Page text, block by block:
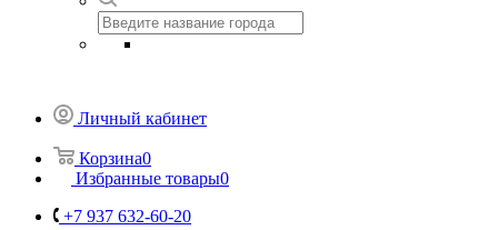
Личный кабинет
Корзина0
Избранные товары0
+7 937 632-60-20